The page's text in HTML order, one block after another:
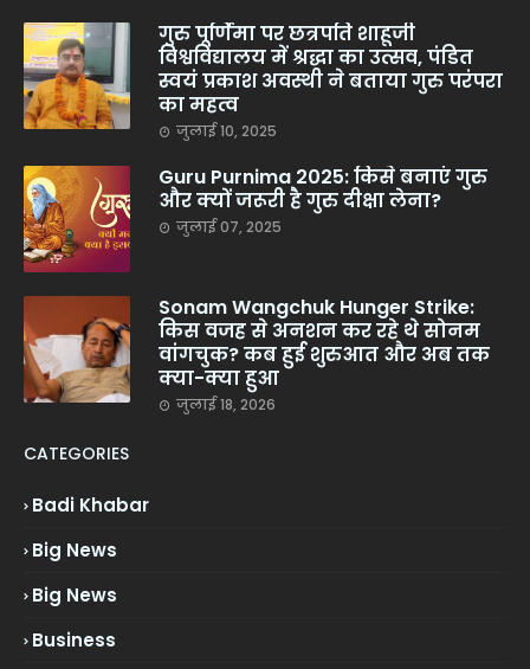
गुरु पूर्णिमा पर छत्रपति शाहूजी
विश्वविद्यालय में श्रद्धा का उत्सव, पंडित
स्वयं प्रकाश अवस्थी ने बताया गुरु परंपरा
का महत्व
जुलाई 10, 2025
Guru Purnima 2025: किसे बनाएं गुरु
और क्यों जरूरी है गुरु दीक्षा लेना?
जुलाई 07, 2025
Sonam Wangchuk Hunger Strike:
किस वजह से अनशन कर रहे थे सोनम
वांगचुक? कब हुई शुरुआत और अब तक
क्या-क्या हुआ
जुलाई 18, 2026
CATEGORIES
Badi Khabar
Big News
Big News
Business